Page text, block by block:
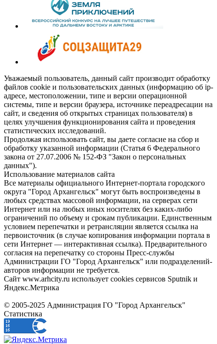
Уважаемый пользователь, данный сайт производит обработку
файлов cookie и пользовательских данных (информацию об ip-
адресе, местоположении, типе и версии операционной
системы, типе и версии браузера, источнике переадресации на
сайт, и сведения об открытых страницах пользователя) в
целях улучшения функционирования сайта и проведения
статистических исследований.
Продолжая использовать сайт, вы даете согласие на сбор и
обработку указанной информации (Статья 6 Федерального
закона от 27.07.2006 № 152-ФЗ "Закон о персональных
данных").
Использование материалов сайта
Все материалы официального Интернет-портала городского
округа "Город Архангельск" могут быть воспроизведены в
любых средствах массовой информации, на серверах сети
Интернет или на любых иных носителях без каких-либо
ограничений по объему и срокам публикации. Единственным
условием перепечатки и ретрансляции является ссылка на
первоисточник (в случае копирования информации портала в
сети Интернет — интерактивная ссылка). Предварительного
согласия на перепечатку со стороны Пресс-службы
Администрации ГО "Город Архангельск" или подразделений-
авторов информации не требуется.
Сайт www.arhcity.ru использует cookies сервисов Sputnik и
Яндекс.Метрика
© 2005-2025 Администрация ГО "Город Архангельск"
Статистика